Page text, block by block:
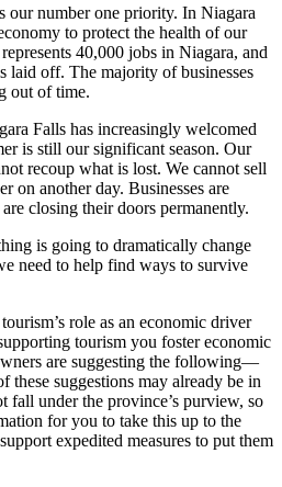
our number one priority. In Niagara
to protect the health of our
40,000 jobs in Niagara, and
laid off. The majority of businesses
out of time.
Falls has increasingly welcomed
is still our significant season. Our
recoup what is lost. We cannot sell
on another day. Businesses are
closing their doors permanently.
is going to dramatically change
need to help find ways to survive
role as an economic driver
tourism you foster economic
are suggesting the following—
these suggestions may already be in
fall under the province’s purview, so
for you to take this up to the
expedited measures to put them